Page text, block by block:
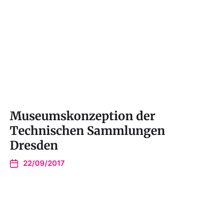
Museumskonzeption der
Technischen Sammlungen
Dresden
22/09/2017